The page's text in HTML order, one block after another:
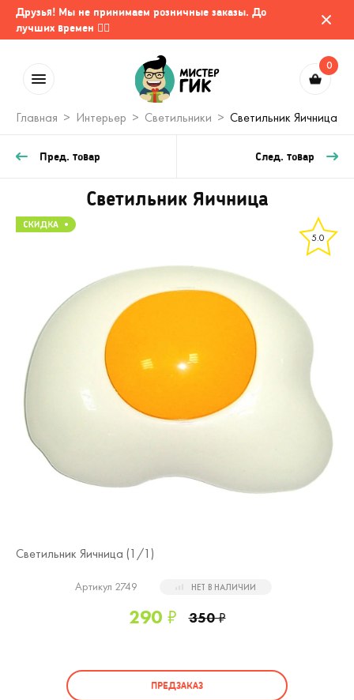
Друзья! Мы не принимаем розничные заказы. До
лучших времен 🤷‍♂️
0
Главная Интерьер Светильники Светильник Яичница
Пред. товар След. товар
Светильник Яичница
5.0
Светильник Яичница (1 /1)
Артикул 2749 НЕТ В НАЛИЧИИ
290₽ 350₽
ПРЕДЗАКАЗ